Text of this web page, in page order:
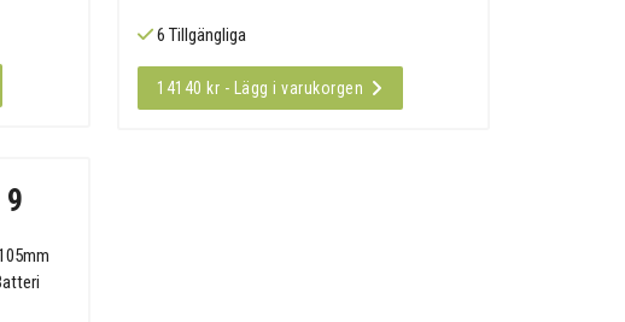
6 Tillgängliga
14140 kr - Lägg i varukorgen